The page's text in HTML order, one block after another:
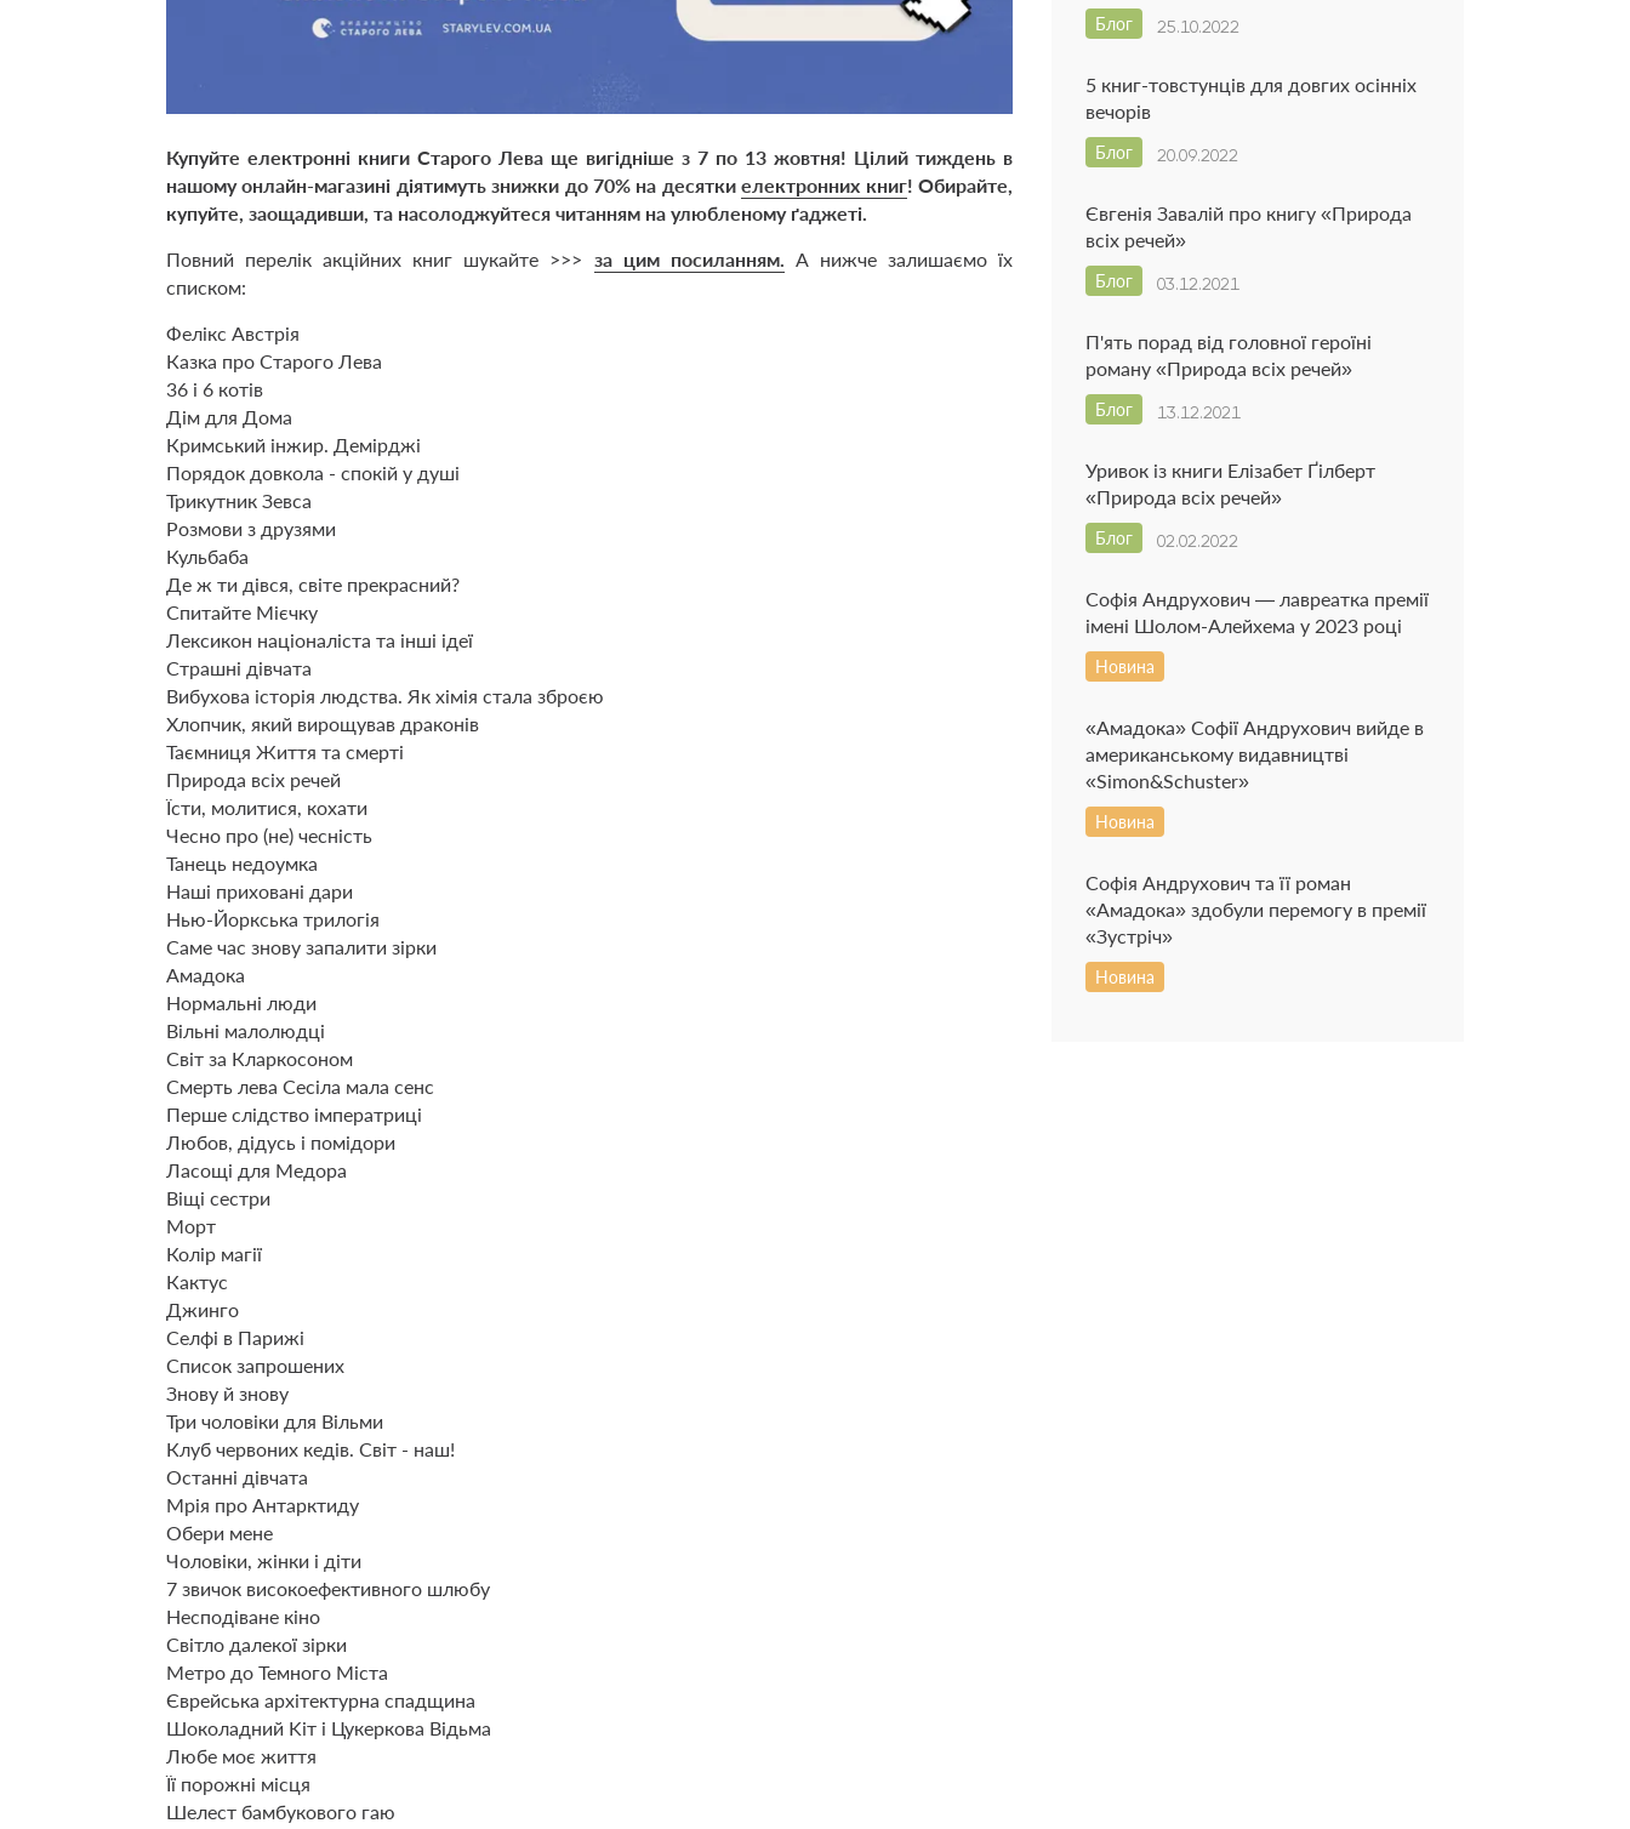
Купуйте електронні книги Старого Лева ще вигідніше з 7 по 13 жовтня! Цілий тиждень в
нашому онлайн-магазині діятимуть знижки до 70% на десяткиелектронних книг! Обирайте,
купуйте, заощадивши, та насолоджуйтеся читанням на улюбленому ґаджеті.
Повний перелік акційних книг шукайте >>> за цим посиланням.
А нижче залишаємо їх
списком:
Фелікс Австрія
Казка про Старого Лева
36 і 6 котів
Дім для Дома
Кримський інжир. Демірджі
Порядок довкола - спокій у душі
Трикутник Зевса
Розмови з друзями
Кульбаба
Де ж ти дівся, світе прекрасний?
Спитайте Мієчку
Лексикон націоналіста та інші ідеї
Страшні дівчата
Вибухова історія людства. Як хімія стала зброєю
Хлопчик, який вирощував драконів
Таємниця Життя та смерті
Природа всіх речей
Їсти, молитися, кохати
Чесно про (не) чесність
Танець недоумка
Наші приховані дари
Нью-Йоркська трилогія
Саме час знову запалити зірки
Амадока
Нормальні люди
Вільні малолюдці
Світ за Кларкосоном
Смерть лева Сесіла мала сенс
Перше слідство імператриці
Любов, дідусь і помідори
Ласощі для Медора
Віщі сестри
Морт
Колір магії
Кактус
Джинго
Селфі в Парижі
Список запрошених
Знову й знову
Три чоловіки для Вільми
Клуб червоних кедів. Світ - наш!
Останні дівчата
Мрія про Антарктиду
Обери мене
Чоловіки, жінки і діти
7 звичок високоефективного шлюбу
Несподіване кіно
Світло далекої зірки
Метро до Темного Міста
Єврейська архітектурна спадщина
Шоколадний Kіт і Цукеркова Відьма
Любе моє життя
Її порожні місця
Шелест бамбукового гаю
25.10.2022
Блог
5 книг-товстунців для довгих осінніх
вечорів
20.09.2022
Блог
Євгенія Завалій про книгу «Природа
всіх речей»
03.12.2021
Блог
П'ять порад від головної героїні
роману «Природа всіх речей»
13.12.2021
Блог
Уривок із книги Елізабет Ґілберт
«Природа всіх речей»
02.02.2022
Блог
Софія Андрухович — лавреатка премії
імені Шолом-Алейхема у 2023 році
Новина
«Амадока» Софії Андрухович вийде в
американському видавництві
«Simon&Schuster»
Новина
Софія Андрухович та її роман
«Амадока» здобули перемогу в премії
«Зустріч»
Новина